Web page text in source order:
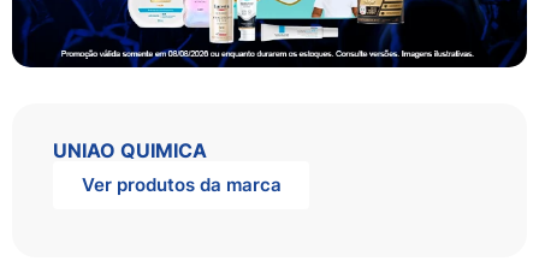
UNIAO QUIMICA
Ver produtos da marca